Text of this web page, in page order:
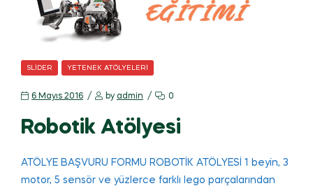
CATEGORIES
SLIDER YETENEK ATÖLYELERI
6 Mayıs 2016 by admin 0
Robotik Atölyesi
ATÖLYE BAŞVURU FORMU ROBOTİK ATÖLYESİ 1 beyin, 3
motor, 5 sensör ve yüzlerce farklı lego parçalarından